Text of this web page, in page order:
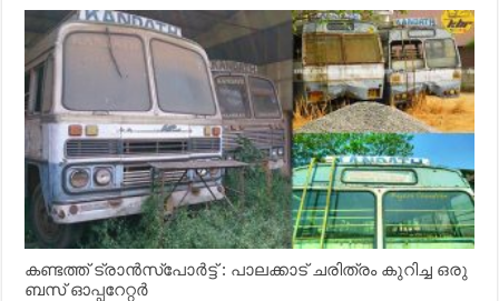
കണ്ടത്ത് ട്രാൻസ്‌പോർട്ട് : പാലക്കാട് ചരിത്രം കുറിച്ച ഒരു
ബസ് ഓപ്പറേറ്റർ